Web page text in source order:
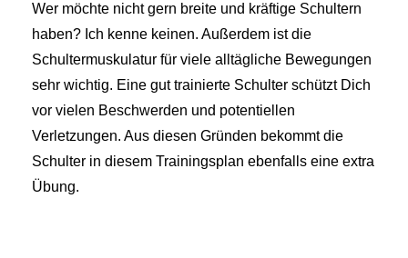
Wer möchte nicht gern breite und kräftige Schultern
haben? Ich kenne keinen. Außerdem ist die
Schultermuskulatur für viele alltägliche Bewegungen
sehr wichtig. Eine gut trainierte Schulter schützt Dich
vor vielen Beschwerden und potentiellen
Verletzungen. Aus diesen Gründen bekommt die
Schulter in diesem Trainingsplan ebenfalls eine extra
Übung.